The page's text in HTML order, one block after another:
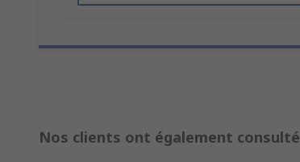
Nos clients ont également consulté